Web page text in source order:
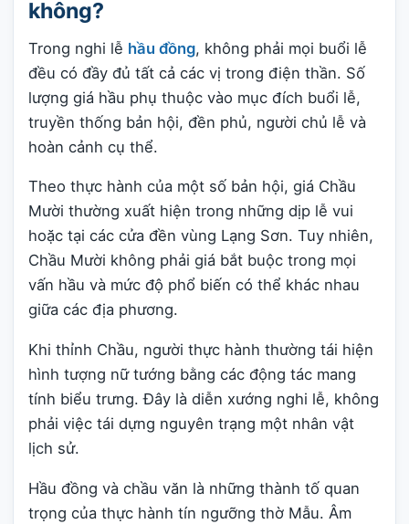
không?
Trong nghi lễ hầu đồng, không phải mọi buổi lễ
đều có đầy đủ tất cả các vị trong điện thần. Số
lượng giá hầu phụ thuộc vào mục đích buổi lễ,
truyền thống bản hội, đền phủ, người chủ lễ và
hoàn cảnh cụ thể.
Theo thực hành của một số bản hội, giá Chầu
Mười thường xuất hiện trong những dịp lễ vui
hoặc tại các cửa đền vùng Lạng Sơn. Tuy nhiên,
Chầu Mười không phải giá bắt buộc trong mọi
vấn hầu và mức độ phổ biến có thể khác nhau
giữa các địa phương.
Khi thỉnh Chầu, người thực hành thường tái hiện
hình tượng nữ tướng bằng các động tác mang
tính biểu trưng. Đây là diễn xướng nghi lễ, không
phải việc tái dựng nguyên trạng một nhân vật
lịch sử.
Hầu đồng và chầu văn là những thành tố quan
trọng của thực hành tín ngưỡng thờ Mẫu. Âm